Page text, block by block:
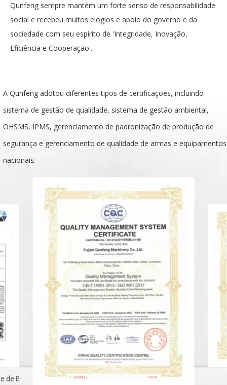
Qunfeng sempre mantém um forte senso de responsabilidade
social e recebeu muitos elogios e apoio do governo e da
sociedade com seu espírito de 'Integridade, Inovação,
Eficiência e Cooperação'.
A Qunfeng adotou diferentes tipos de certificações, incluindo
sistema de gestão de qualidade, sistema de gestão ambiental,
OHSMS, IPMS, gerenciamento de padronização de produção de
segurança e gerenciamento de qualidade de armas e equipamentos
nacionais.
de Blocos